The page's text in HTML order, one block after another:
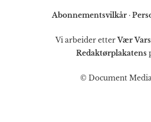
Abonnementsvilkår ·
Vi arbeider etterVær
Redaktørplakatens
© Document